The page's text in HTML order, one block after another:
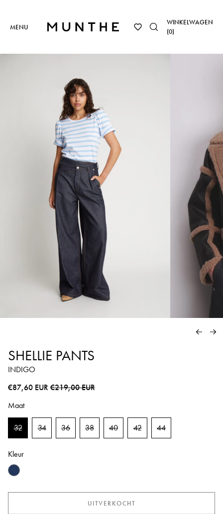
MENU
WINKELWAGEN
(0)
SHELLIE PANTS
INDIGO
Normale prijs
€87,60 EUR Sale prijs
€219,00 EUR
Maat
32 34 36 38 40 42 44
Kleur
UITVERKOCHT